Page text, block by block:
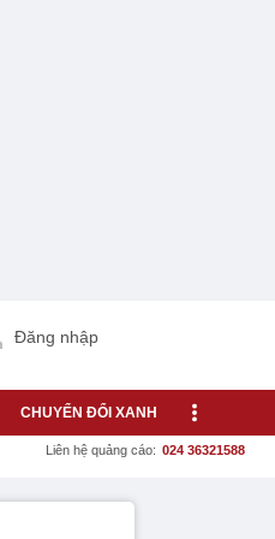
Đăng nhập
CHUYỂN ĐỔI XANH
Liên hệ quảng cáo: 024 36321588